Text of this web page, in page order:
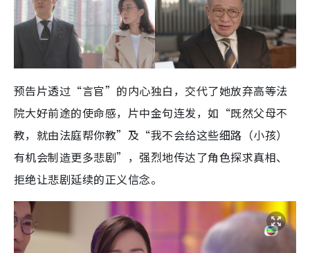
预告片透过“言官”的内心独白，交代了她放弃高等法
院大好前途的使命感，片中金句连发，如“既然父母不
教，就由法庭帮你教”及“我不会给这些细路（小孩）
有机会制造更多悲剧”，强烈地传达了角色探求真相、
拒绝让悲剧延续的正义信念。